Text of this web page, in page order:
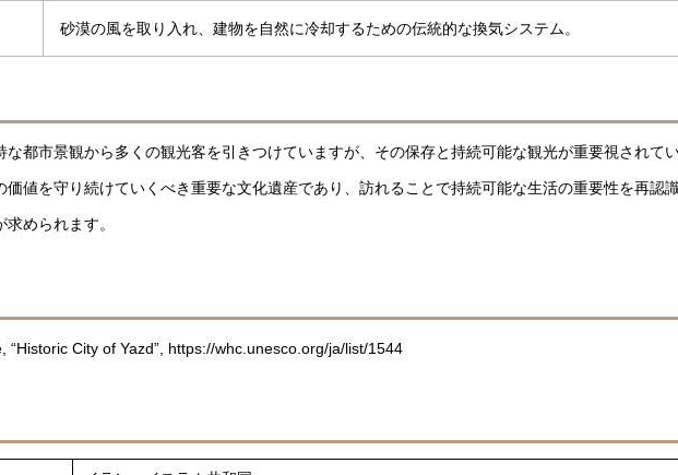
砂漠の風を取り入れ、建物を自然に冷却するための伝統的な換気システム。
都市景観から多くの観光客を引きつけていますが、その保存と持続可能な観光が重要視されて
値を守り続けていくべき重要な文化遺産であり、訪れることで持続可能な生活の重要性を再認識
められます。
“Historic City of Yazd”, https://whc.unesco.org/ja/list/1544